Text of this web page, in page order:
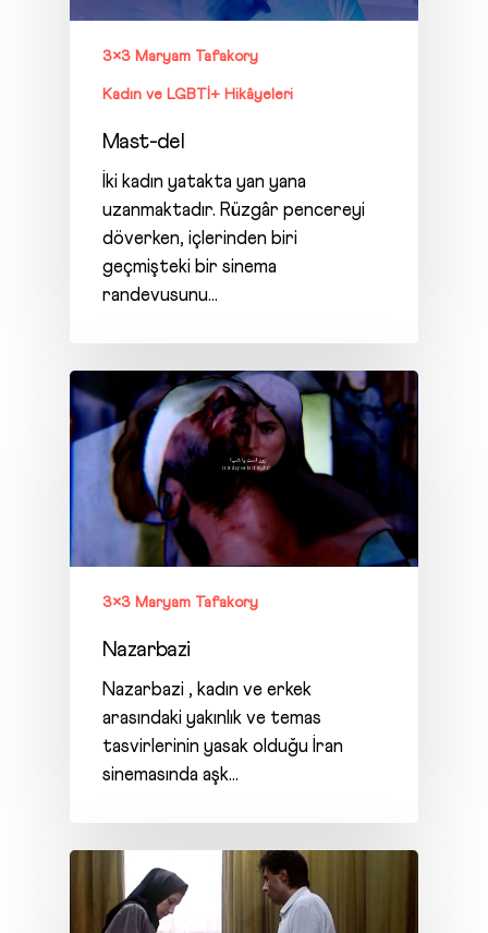
3×3 Maryam Tafakory
Kadın ve LGBTİ+ Hikâyeleri
Mast-del
İki kadın yatakta yan yana
uzanmaktadır. Rüzgâr pencereyi
döverken, içlerinden biri
geçmişteki bir sinema
randevusunu…
3×3 Maryam Tafakory
Nazarbazi
Nazarbazi , kadın ve erkek
arasındaki yakınlık ve temas
tasvirlerinin yasak olduğu İran
sinemasında aşk…